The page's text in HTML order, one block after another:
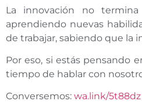
La innovación no
aprendiendo nuevas
de trabajar, sabiendo que la
Por eso, si estás pensando
tiempo de hablar con
Conversemos: wa.link/5t88dz